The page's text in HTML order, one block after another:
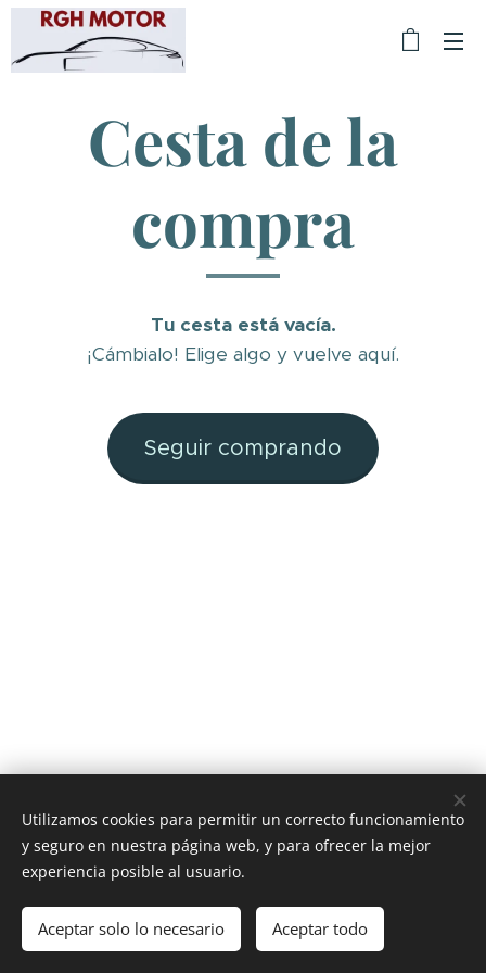
Cesta de la
compra
Tu cesta está vacía.
¡Cámbialo! Elige algo y vuelve aquí.
Seguir comprando
© 2026 RGH MOTOR.Todos los derechos reservados.
Cookies
Utilizamos cookies para permitir un correcto funcionamiento
y seguro en nuestra página web, y para ofrecer la mejor
experiencia posible al usuario.
Aceptar solo lo necesario Aceptar todo